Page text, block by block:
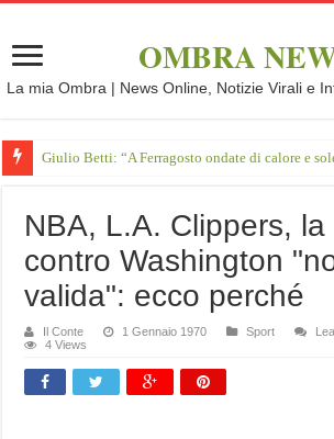
OMBRA
La mia Ombra | News Online, Notizie Virali e
Giulio Betti: “A Ferragosto ondate di calore e
NBA, L.A. Clippers,
contro Washington
valida": ecco perché
Il Conte 1 Gennaio 1970 Sport
4 Views